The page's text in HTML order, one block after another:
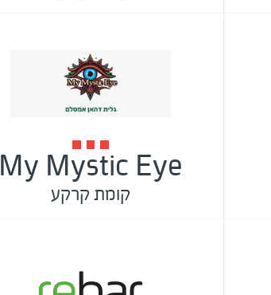
My Mystic Eye
קומת קרקע